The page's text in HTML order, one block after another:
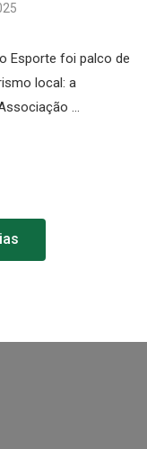
Esporte foi palco de
local: a
…